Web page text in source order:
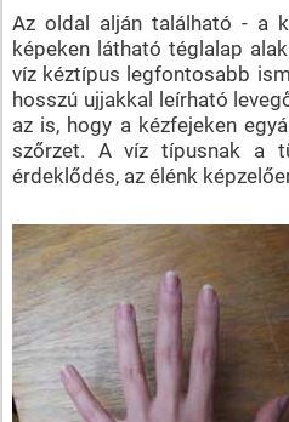
Az oldal alján található - a
képeken látható téglalap
víz kéztípus legfontosabb
hosszú ujjakkal leírható
az is, hogy a kézfejeken
szőrzet. A víz típusnak a
érdeklődés, az élénk